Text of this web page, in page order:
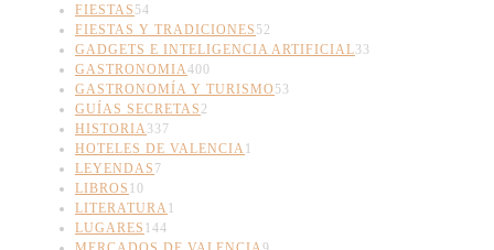
FIESTAS 54
FIESTAS Y TRADICIONES 52
GADGETS E INTELIGENCIA ARTIFICIAL33
GASTRONOMIA400
GASTRONOMÍA Y TURISMO 53
GUÍAS SECRETAS 2
HISTORIA337
HOTELES DE VALENCIA1
LEYENDAS 7
LIBROS 10
LITERATURA1
LUGARES 144